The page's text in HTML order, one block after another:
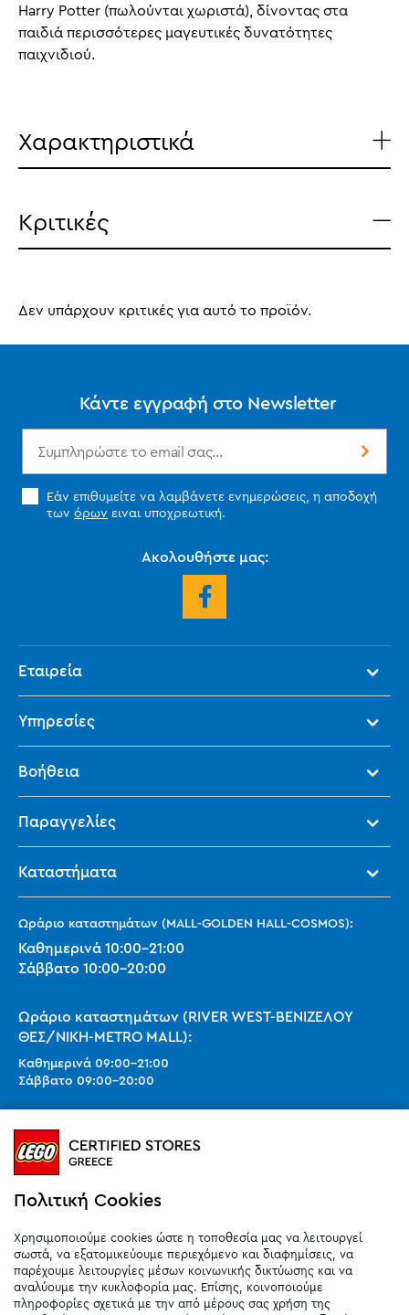
Harry Potter (πωλούνται χωριστά), δίνοντας στα
παιδιά περισσότερες μαγευτικές δυνατότητες
παιχνιδιού.
Χαρακτηριστικά
Κριτικές
Δεν υπάρχουν κριτικές για αυτό το προϊόν.
Κάντε εγγραφή στο Newsletter
Εάν επιθυμείτε να λαμβάνετε ενημερώσεις, η αποδοχή
των όρων ειναι υποχρεωτική.
Ακολουθήστε μας:
Εταιρεία
Υπηρεσίες
Βοήθεια
Παραγγελίες
Καταστήματα
Ωράριο καταστημάτων (MALL-GOLDEN HALL-COSMOS):
Καθημερινά 10:00-21:00
Σάββατο 10:00-20:00
Ωράριο καταστημάτων (RIVER WEST-ΒΕΝΙΖΕΛΟΥ
ΘΕΣ/ΝΙΚΗ-METRO MALL):
Καθημερινά 09:00-21:00
Σάββατο 09:00-20:00
Ωράριο καταστημάτων (SMART PARK):
Καθημερινά10:00-21:00
Σάββατο09:00
Κυριακή 11:00-20:00 (έως 25/10)
orders@legostoregreece.gr
Αρ.Γ.Ε.ΜΗ: 084878102000
Πολιτική Cookies
Χρησιμοποιούμε cookies ώστε η τοποθεσία μας να λειτουργεί
σωστά, να εξατομικεύουμε περιεχόμενο και διαφημίσεις, να
παρέχουμε λειτουργίες μέσων κοινωνικής δικτύωσης και να
αναλύουμε την κυκλοφορία μας. Επίσης, κοινοποιούμε
πληροφορίες σχετικά με την από μέρους σας χρήση της